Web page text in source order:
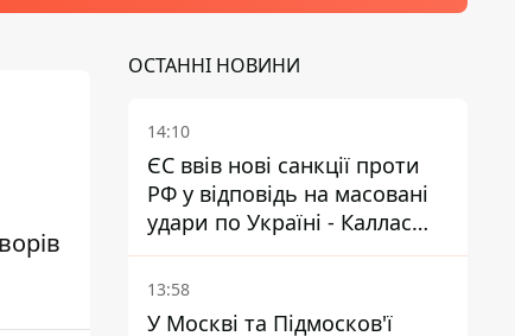
ОСТАННІ НОВИНИ
14:10
ЄС ввів нові санкції проти
РФ у відповідь на масовані
удари по Україні - Каллас
розкрила деталі
13:58
У Москві та Підмосков'ї